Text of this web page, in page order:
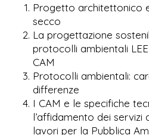
Progetto architettonico
secco
La progettazione
protocolli ambientali
CAM
Protocolli ambientali:
differenze
I CAM e le specifiche
l’affidamento dei servizi
lavori per la Pubblica